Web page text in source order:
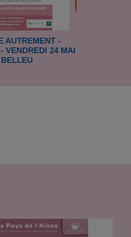
AUTREMENT -
VENDREDI 24 MAI